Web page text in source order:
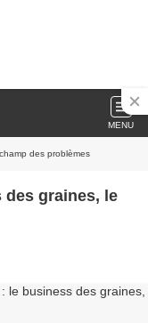
MENU
des problèmes
des graines, le